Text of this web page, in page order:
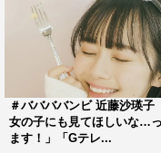
◆最後に皆様に一言
いつも応援ありがとう
今回「グラビアザテ
て30Pの掲載という
てくれるからこそ、
＃ババババンビ 近藤沙瑛子
女の子にも見てほしいな…
ます！」「Gテレ...